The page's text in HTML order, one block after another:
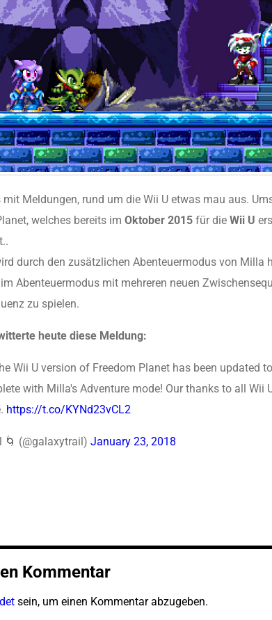
Meldungen, rund um die Wii U etwas mau aus.
welches bereits im Oktober 2015 für die Wii U
durch den zusätzlichen Abenteuermodus von Milla
Abenteuermodus mit mehreren neuen
zu spielen.
heute diese Meldung:
Wii U version of Freedom Planet has been updated
with Milla's Adventure mode! Our thanks to all Wii
https://t.co/KYNd23vCL2
🌀 (@galaxytrail) January 23, 2018
Kommentar
sein, um einen Kommentar abzugeben.